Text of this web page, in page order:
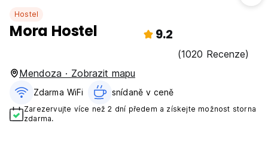
Hostel
Mora Hostel 9.2
(1020 Recenze)
Mendoza · Zobrazit mapu
Zdarma WiFi snídaně v ceně‎
Zarezervujte více než 2 dní předem a získejte možnost storna
zdarma.